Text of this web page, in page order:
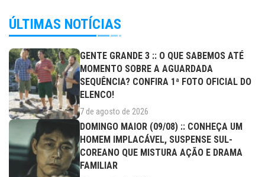
ÚLTIMAS NOTÍCIAS
GENTE GRANDE 3 :: O QUE SABEMOS ATÉ
MOMENTO SOBRE A AGUARDADA
SEQUÊNCIA? CONFIRA 1ª FOTO OFICIAL DO
ELENCO!
7 de agosto de 2026
DOMINGO MAIOR (09/08) :: CONHEÇA UM
HOMEM IMPLACÁVEL, SUSPENSE SUL-
COREANO QUE MISTURA AÇÃO E DRAMA
FAMILIAR